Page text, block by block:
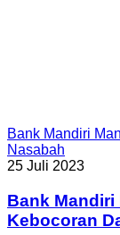
Bank Mandiri
Nasabah
25 Juli 2023
Bank Mandiri
Kebocoran